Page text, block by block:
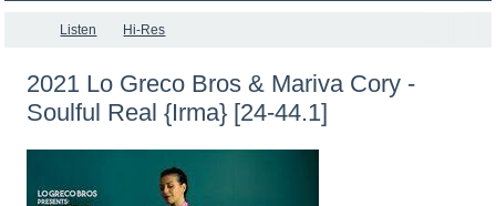
Listen Hi-Res
2021 Lo Greco Bros & Mariva Cory -
Soulful Real {Irma} [24-44.1]